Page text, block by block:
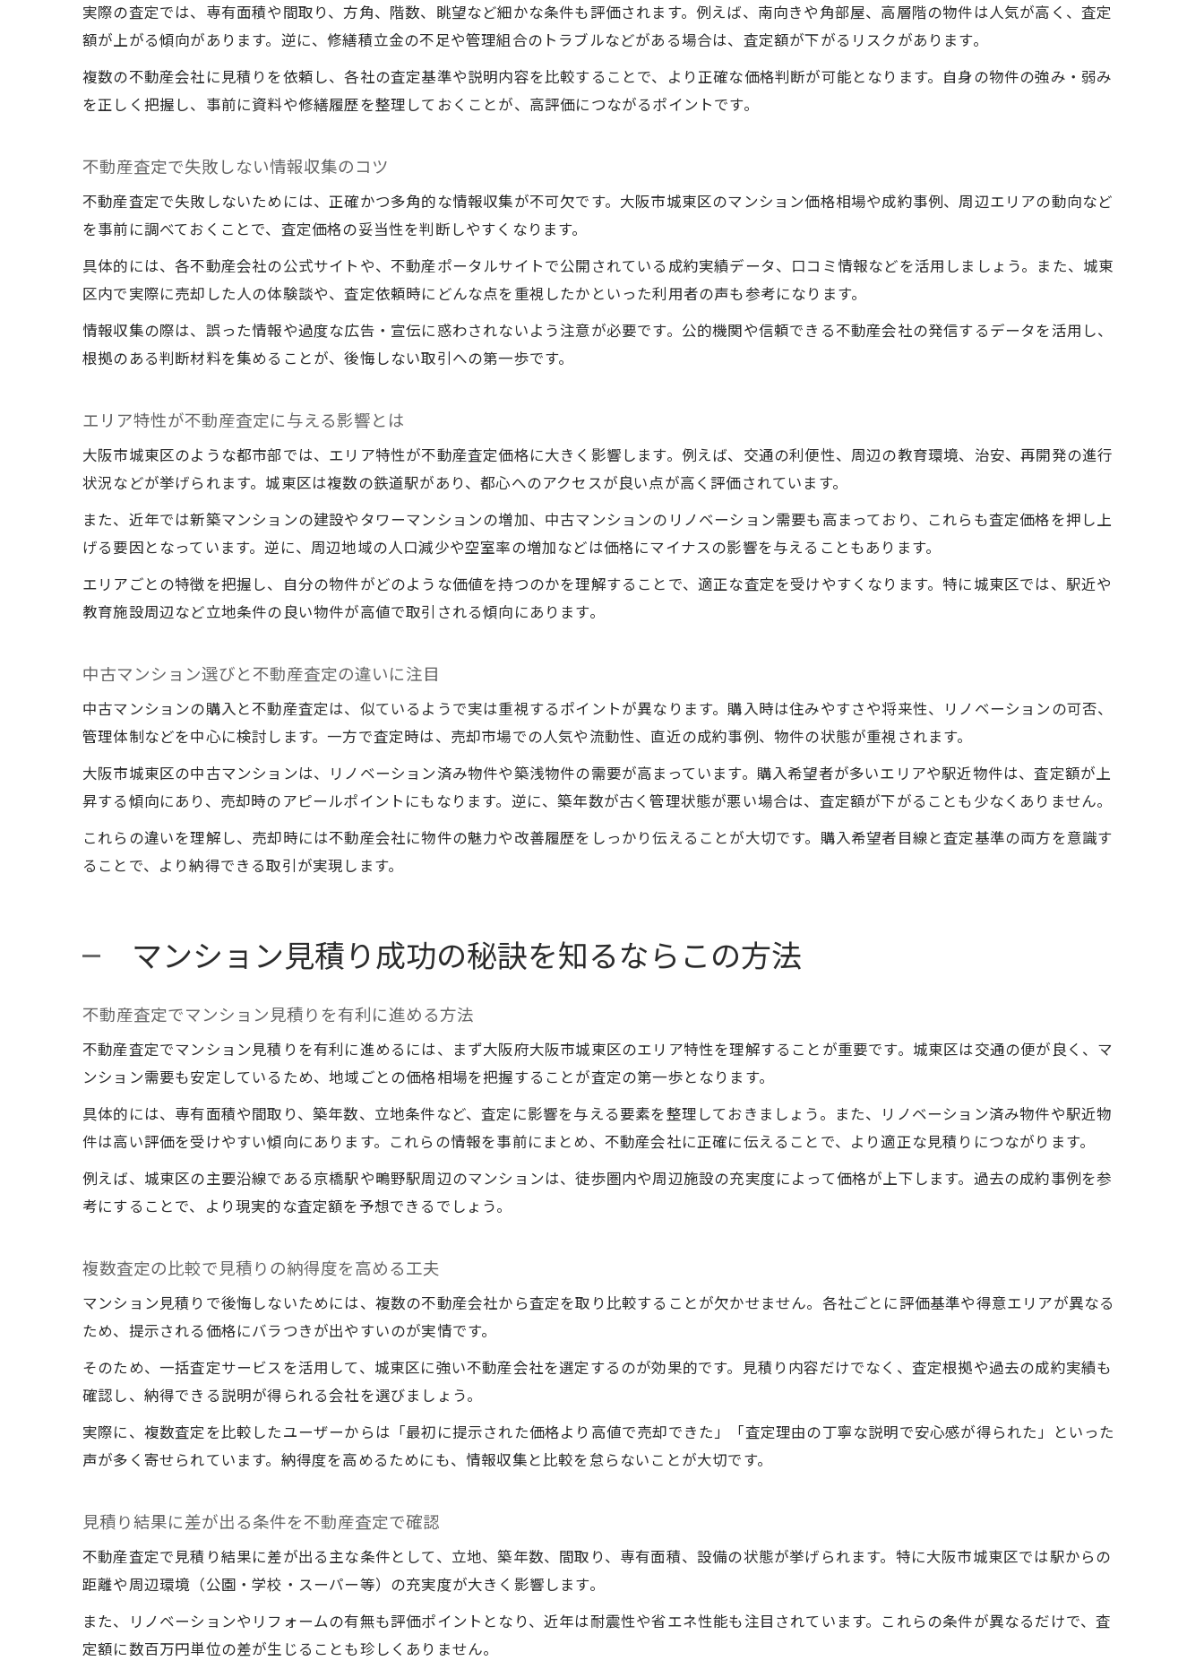
リノベ済み中古マンション査定の最新傾向を解説
リノベーション物件の相場と見積り手順を理解
マンション見積りで安心できる担当者の特徴
不動産査定時のトラブルを防ぐチェックポイント
市場動向から読み解く価格相場の見方と対策
不動産査定で活用できる市場動向データの見方
マンション価格相場を左右する要素を整理
不動産査定と市場相場を比較する重要な視点
実際の査定では、専有面積や間取り、方角、階数、眺望など細かな条件も評価されます。例えば、南向きや角部屋、高層階の物件は人気が高く、査定
額が上がる傾向があります。逆に、修繕積立金の不足や管理組合のトラブルなどがある場合は、査定額が下がるリスクがあります。
複数の不動産会社に見積りを依頼し、各社の査定基準や説明内容を比較することで、より正確な価格判断が可能となります。自身の物件の強み・弱み
を正しく把握し、事前に資料や修繕履歴を整理しておくことが、高評価につながるポイントです。
不動産査定で失敗しない情報収集のコツ
不動産査定で失敗しないためには、正確かつ多角的な情報収集が不可欠です。大阪市城東区のマンション価格相場や成約事例、周辺エリアの動向など
を事前に調べておくことで、査定価格の妥当性を判断しやすくなります。
具体的には、各不動産会社の公式サイトや、不動産ポータルサイトで公開されている成約実績データ、口コミ情報などを活用しましょう。また、城東
区内で実際に売却した人の体験談や、査定依頼時にどんな点を重視したかといった利用者の声も参考になります。
情報収集の際は、誤った情報や過度な広告・宣伝に惑わされないよう注意が必要です。公的機関や信頼できる不動産会社の発信するデータを活用し、
根拠のある判断材料を集めることが、後悔しない取引への第一歩です。
エリア特性が不動産査定に与える影響とは
大阪市城東区のような都市部では、エリア特性が不動産査定価格に大きく影響します。例えば、交通の利便性、周辺の教育環境、治安、再開発の進行
状況などが挙げられます。城東区は複数の鉄道駅があり、都心へのアクセスが良い点が高く評価されています。
また、近年では新築マンションの建設やタワーマンションの増加、中古マンションのリノベーション需要も高まっており、これらも査定価格を押し上
げる要因となっています。逆に、周辺地域の人口減少や空室率の増加などは価格にマイナスの影響を与えることもあります。
エリアごとの特徴を把握し、自分の物件がどのような価値を持つのかを理解することで、適正な査定を受けやすくなります。特に城東区では、駅近や
教育施設周辺など立地条件の良い物件が高値で取引される傾向にあります。
中古マンション選びと不動産査定の違いに注目
中古マンションの購入と不動産査定は、似ているようで実は重視するポイントが異なります。購入時は住みやすさや将来性、リノベーションの可否、
管理体制などを中心に検討します。一方で査定時は、売却市場での人気や流動性、直近の成約事例、物件の状態が重視されます。
大阪市城東区の中古マンションは、リノベーション済み物件や築浅物件の需要が高まっています。購入希望者が多いエリアや駅近物件は、査定額が上
昇する傾向にあり、売却時のアピールポイントにもなります。逆に、築年数が古く管理状態が悪い場合は、査定額が下がることも少なくありません。
これらの違いを理解し、売却時には不動産会社に物件の魅力や改善履歴をしっかり伝えることが大切です。購入希望者目線と査定基準の両方を意識す
ることで、より納得できる取引が実現します。
マンション見積り成功の秘訣を知るならこの方法
不動産査定でマンション見積りを有利に進める方法
不動産査定でマンション見積りを有利に進めるには、まず大阪府大阪市城東区のエリア特性を理解することが重要です。城東区は交通の便が良く、マ
ンション需要も安定しているため、地域ごとの価格相場を把握することが査定の第一歩となります。
具体的には、専有面積や間取り、築年数、立地条件など、査定に影響を与える要素を整理しておきましょう。また、リノベーション済み物件や駅近物
件は高い評価を受けやすい傾向にあります。これらの情報を事前にまとめ、不動産会社に正確に伝えることで、より適正な見積りにつながります。
例えば、城東区の主要沿線である京橋駅や鴫野駅周辺のマンションは、徒歩圏内や周辺施設の充実度によって価格が上下します。過去の成約事例を参
考にすることで、より現実的な査定額を予想できるでしょう。
複数査定の比較で見積りの納得度を高める工夫
マンション見積りで後悔しないためには、複数の不動産会社から査定を取り比較することが欠かせません。各社ごとに評価基準や得意エリアが異なる
ため、提示される価格にバラつきが出やすいのが実情です。
そのため、一括査定サービスを活用して、城東区に強い不動産会社を選定するのが効果的です。見積り内容だけでなく、査定根拠や過去の成約実績も
確認し、納得できる説明が得られる会社を選びましょう。
実際に、複数査定を比較したユーザーからは「最初に提示された価格より高値で売却できた」「査定理由の丁寧な説明で安心感が得られた」といった
声が多く寄せられています。納得度を高めるためにも、情報収集と比較を怠らないことが大切です。
見積り結果に差が出る条件を不動産査定で確認
不動産査定で見積り結果に差が出る主な条件として、立地、築年数、間取り、専有面積、設備の状態が挙げられます。特に大阪市城東区では駅からの
距離や周辺環境（公園・学校・スーパー等）の充実度が大きく影響します。
また、リノベーションやリフォームの有無も評価ポイントとなり、近年は耐震性や省エネ性能も注目されています。これらの条件が異なるだけで、査
定額に数百万円単位の差が生じることも珍しくありません。